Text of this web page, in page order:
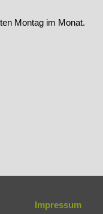
Montag im Monat.
Impressum